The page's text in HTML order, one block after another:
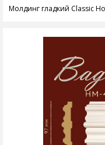
Молдинг гладкий Classic